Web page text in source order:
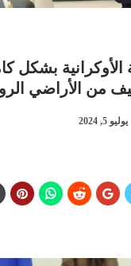
الأوكرانية بشكل
من الأراضي
يوليو 5, 2024